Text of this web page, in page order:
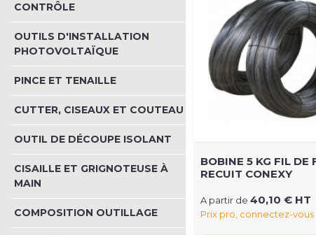
CONTRÔLE
OUTILS D'INSTALLATION
PHOTOVOLTAÏQUE
PINCE ET TENAILLE
CUTTER, CISEAUX ET COUTEAU
OUTIL DE DÉCOUPE ISOLANT
CISAILLE ET GRIGNOTEUSE À
MAIN
COMPOSITION OUTILLAGE
BOBINE 5 KG FIL DE
RECUIT CONEXY
A partir de 40,10 € HT
Prix pro, connectez-vous